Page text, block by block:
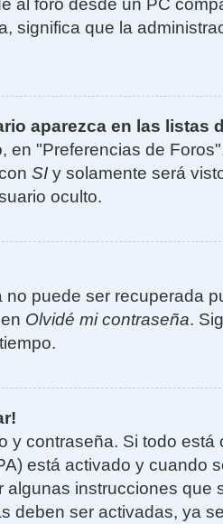
al foro desde un PC
significa que la
aparezca en las listas
en "Preferencias de
SI y solamente será
oculto.
puede ser recuperada
Olvidé mi contraseña.
y contraseña. Si todo
está activado y cuando
instrucciones que
deben ser activadas, ya